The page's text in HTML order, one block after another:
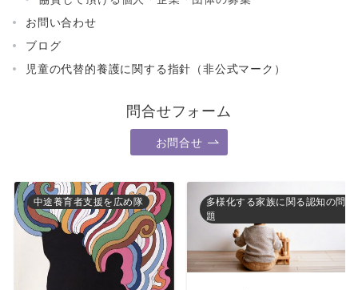
お問い合わせ
ブログ
児童の代替的養護に関する指針（非公式マーク）
問合せフォーム
お問合せ
中途養育者支援を広め隊
多様化する家族に関る認知の問
題